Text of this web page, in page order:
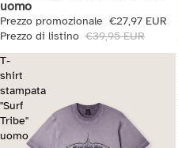
uomo
Prezzo promozionale €27,97 EUR
Prezzo di listino €39,95 EUR
T-
shirt
stampata
"Surf
Tribe"
uomo